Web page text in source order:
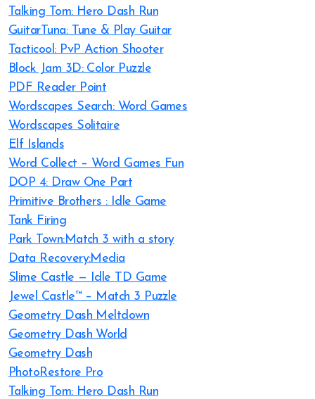
Talking Tom: Hero Dash Run
GuitarTuna: Tune & Play Guitar
Tacticool: PvP Action Shooter
Block Jam 3D: Color Puzzle
PDF Reader Point
Wordscapes Search: Word Games
Wordscapes Solitaire
Elf Islands
Word Collect – Word Games Fun
DOP 4: Draw One Part
Primitive Brothers : Idle Game
Tank Firing
Park Town:Match 3 with a story
Data Recovery:Media
Slime Castle — Idle TD Game
Jewel Castle™ – Match 3 Puzzle
Geometry Dash Meltdown
Geometry Dash World
Geometry Dash
PhotoRestore Pro
Talking Tom: Hero Dash Run